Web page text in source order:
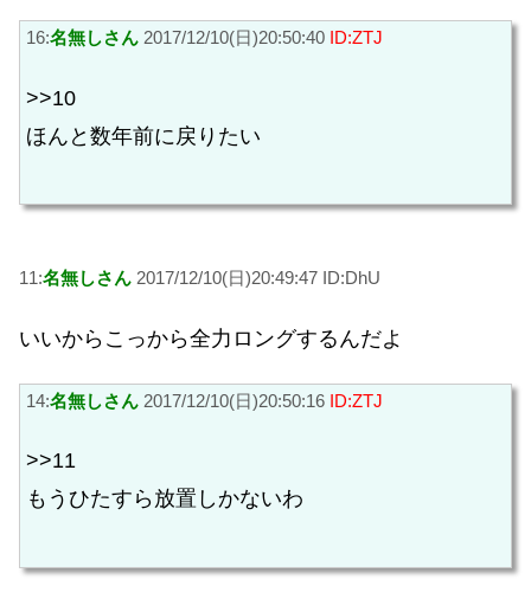
16:名無しさん 2017/12/10(日)20:50:40 ID:ZTJ
>>10
ほんと数年前に戻りたい
11:名無しさん 2017/12/10(日)20:49:47 ID:DhU
いいからこっから全力ロングするんだよ
14:名無しさん 2017/12/10(日)20:50:16 ID:ZTJ
>>11
もうひたすら放置しかないわ